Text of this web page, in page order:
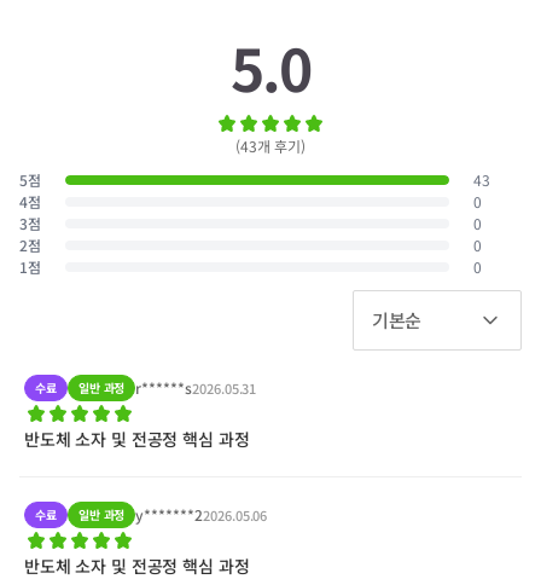
5.0
(43개 후기)
5점
43
4점
0
3점
0
2점
0
1점 0
기본순
수료 일반 과정 r******s2026.05.31
반도체 소자 및 전공정 핵심 과정
수료 일반 과정 y*******22026.05.06
반도체 소자 및 전공정 핵심 과정